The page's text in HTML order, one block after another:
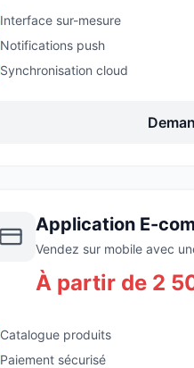
Interface sur-mesure
Notifications push
Synchronisation cloud
Application E-
Vendez sur mobile avec
À partir de 2
Catalogue produits
Paiement sécurisé